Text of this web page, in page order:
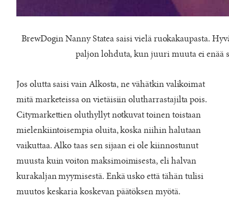
BrewDogin Nanny Statea saisi vielä ruokakaupasta.
paljon lohduta, kun juuri muuta ei enää
Jos olutta saisi vain Alkosta, ne vähätkin valikoimat
mitä marketeissa on vietäisiin olutharrastajilta pois.
Citymarkettien oluthyllyt notkuvat toinen toistaan
mielenkiintoisempia oluita, koska niihin halutaan
vaikuttaa. Alko taas sen sijaan ei ole kiinnostunut
muusta kuin voiton maksimoimisesta, eli halvan
kurakaljan myymisestä. Enkä usko että tähän tulisi
muutos keskaria koskevan päätöksen myötä.